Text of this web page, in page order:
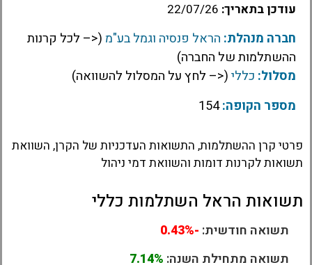
עודכן בתאריך: 22/07/26
חברה מנהלת: הראל פנסיה וגמל בע"מ (<– לכל קרנות
ההשתלמות של החברה)
מסלול: כללי(<– לחץ על המסלול להשוואה)
מספר הקופה:154
פרטי קרן ההשתלמות, התשואות העדכניות של הקרן, השוואת
תשואות לקרנות דומות והשוואת דמי ניהול
תשואות הראל השתלמות כללי
תשואה חודשית: -0.43%
תשואה מתחילת השנה: 7.14%